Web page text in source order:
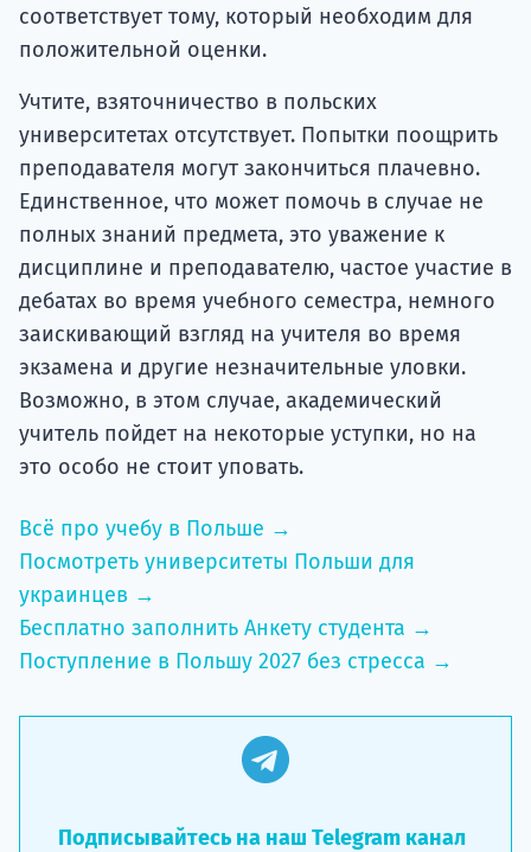
соответствует тому, который необходим для
положительной оценки.
Учтите, взяточничество в польских
университетах отсутствует. Попытки поощрить
преподавателя могут закончиться плачевно.
Единственное, что может помочь в случае не
полных знаний предмета, это уважение к
дисциплине и преподавателю, частое участие в
дебатах во время учебного семестра, немного
заискивающий взгляд на учителя во время
экзамена и другие незначительные уловки.
Возможно, в этом случае, академический
учитель пойдет на некоторые уступки, но на
это особо не стоит уповать.
Всё про учебу в Польше →
Посмотреть университеты Польши для
украинцев →
Бесплатно заполнить Анкету студента →
Поступление в Польшу 2027 без стресса →
Подписывайтесь на наш Telegram канал